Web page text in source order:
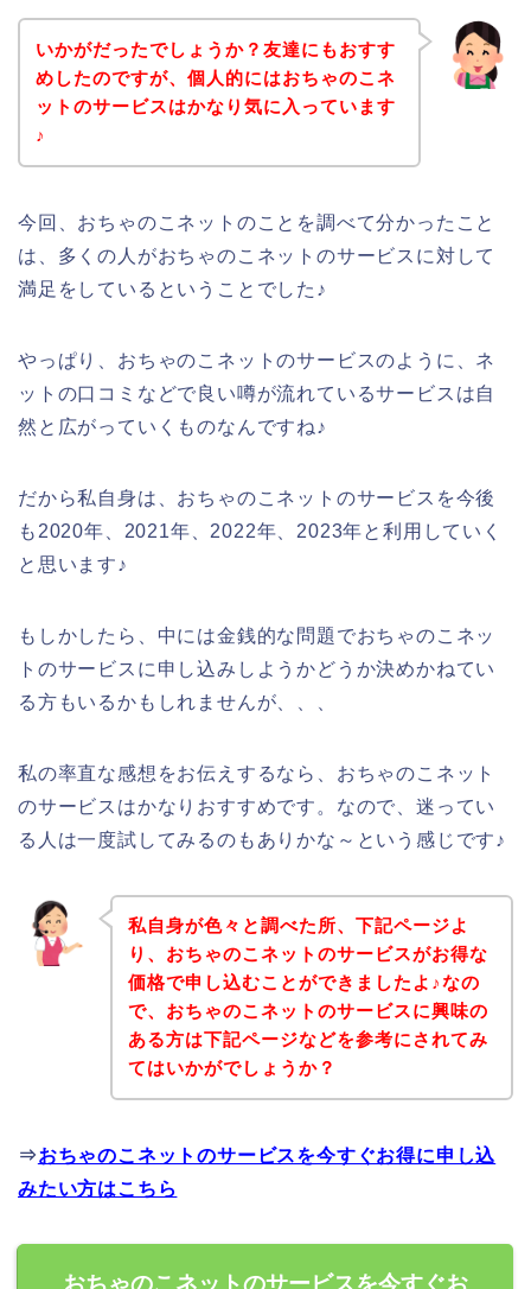
いかがだったでしょうか？友達にもおすす
めしたのですが、個人的にはおちゃのこネ
ットのサービスはかなり気に入っています
♪
今回、おちゃのこネットのことを調べて分かったこと
は、多くの人がおちゃのこネットのサービスに対して
満足をしているということでした♪
やっぱり、おちゃのこネットのサービスのように、ネ
ットの口コミなどで良い噂が流れているサービスは自
然と広がっていくものなんですね♪
だから私自身は、おちゃのこネットのサービスを今後
も2020年、2021年、2022年、2023年と利用していく
と思います♪
もしかしたら、中には金銭的な問題でおちゃのこネッ
トのサービスに申し込みしようかどうか決めかねてい
る方もいるかもしれませんが、、、
私の率直な感想をお伝えするなら、おちゃのこネット
のサービスはかなりおすすめです。なので、迷ってい
る人は一度試してみるのもありかな～という感じです♪
私自身が色々と調べた所、下記ページよ
り、おちゃのこネットのサービスがお得な
価格で申し込むことができましたよ♪なの
で、おちゃのこネットのサービスに興味の
ある方は下記ページなどを参考にされてみ
てはいかがでしょうか？
⇒おちゃのこネットのサービスを今すぐお得に申し込
みたい方はこちら
おちゃのこネットのサービスを今すぐお